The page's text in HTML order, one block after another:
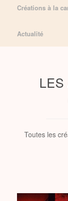
Créations à la
Actualité
Toutes les